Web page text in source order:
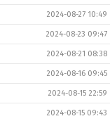
2024-08-27 10:49
2024-08-23 09:47
2024-08-21 08:38
2024-08-16 09:45
2024-08-15 22:59
2024-08-15 09:43